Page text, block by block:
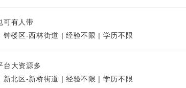
可有人带
钟楼区-西林街道 | 经验不限 | 学历不限
台大资源多
新北区-新桥街道 | 经验不限 | 学历不限